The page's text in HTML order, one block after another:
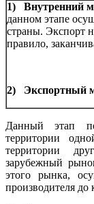
1) Внутренний
данном этапе
страны. Экспорт
правило,
2) Экспортный
Данный этап
территории
территории
зарубежный
этого рынка,
производителя до